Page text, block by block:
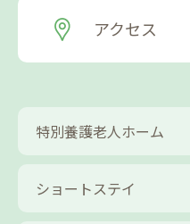
アクセス
特別養護老人ホーム
ショートステイ